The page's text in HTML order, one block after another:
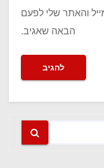
והאתר שלי לפעם
הבאה שאגיב.